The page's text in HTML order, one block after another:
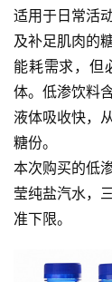
适用于日常活
及补足肌肉的
能耗需求，但
体。低渗饮料
液体吸收快，
糖份。
本次购买的低
莹纯盐汽水，
准下限。